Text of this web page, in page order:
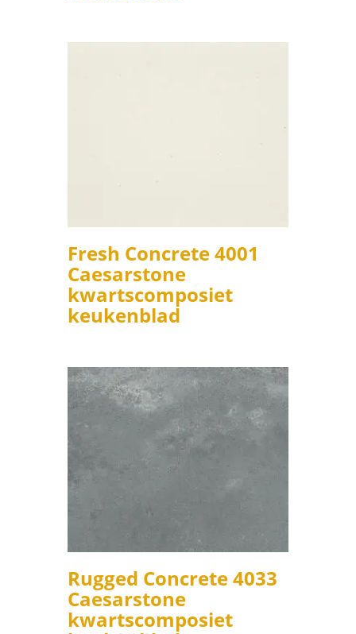
Fresh Concrete 4001
Caesarstone
kwartscomposiet
keukenblad
Rugged Concrete 4033
Caesarstone
kwartscomposiet